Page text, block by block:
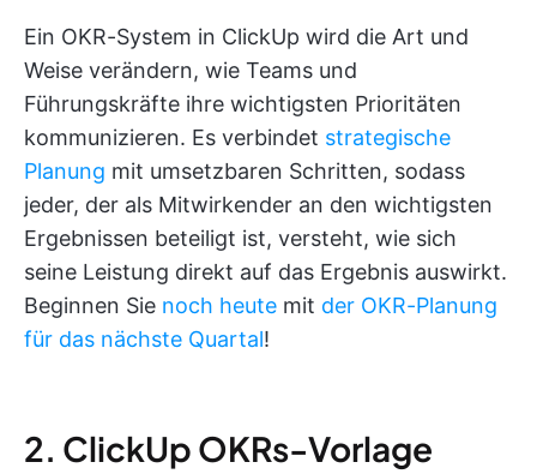
Ein OKR-System in ClickUp wird die Art und
Weise verändern, wie Teams und
Führungskräfte ihre wichtigsten Prioritäten
kommunizieren. Es verbindet strategische
Planung mit umsetzbaren Schritten, sodass
jeder, der als Mitwirkender an den wichtigsten
Ergebnissen beteiligt ist, versteht, wie sich
seine Leistung direkt auf das Ergebnis auswirkt.
Beginnen Sie noch heute mit der OKR-Planung
für das nächste Quartal!
2. ClickUp OKRs-Vorlage